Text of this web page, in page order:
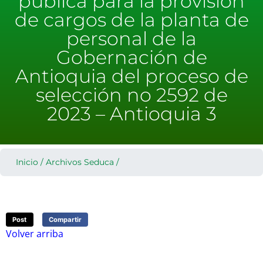
de cargos de la planta de
personal de la
Gobernación de
Antioquia del proceso de
selección no 2592 de
2023 – Antioquia 3
Inicio / Archivos Seduca /
Post Compartir
Volver arriba